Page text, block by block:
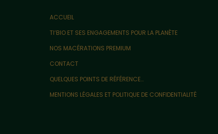
ACCUEIL
TI’BIO ET SES ENGAGEMENTS POUR LA PLANÈTE
NOS MACÉRATIONS PREMIUM
CONTACT
QUELQUES POINTS DE RÉFÉRENCE…
MENTIONS LÉGALES ET POLITIQUE DE CONFIDENTIALITÉ